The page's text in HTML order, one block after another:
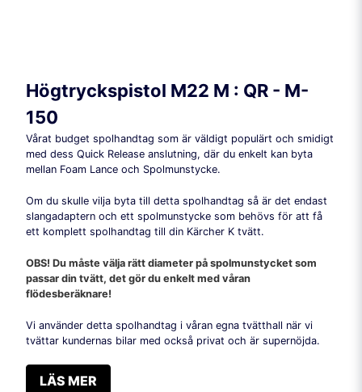
Högtryckspistol M22 M : QR - M-
150
Vårat budget spolhandtag som är väldigt populärt och smidigt
med dess Quick Release anslutning, där du enkelt kan byta
mellan Foam Lance och Spolmunstycke.
Om du skulle vilja byta till detta spolhandtag så är det endast
slangadaptern och ett spolmunstycke som behövs för att få
ett komplett spolhandtag till din Kärcher K tvätt.
OBS! Du måste välja rätt diameter på spolmunstycket som
passar din tvätt, det gör du enkelt med våran
flödesberäknare!
Vi använder detta spolhandtag i våran egna tvätthall när vi
tvättar kundernas bilar med också privat och är supernöjda.
LÄS MER